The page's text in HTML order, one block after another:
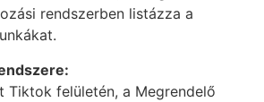
rendszerben listázza a
Tiktok felületén, a Megrendelő